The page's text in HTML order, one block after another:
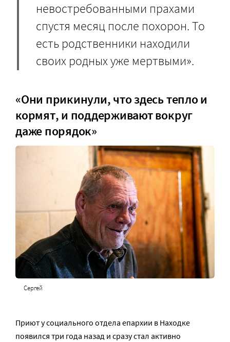
невостребованными прахами
спустя месяц после похорон. То
есть родственники находили
своих родных уже мертвыми».
«Они прикинули, что здесь тепло и
кормят, и поддерживают вокруг
даже порядок»
Сергей
Приют у социального отдела епархии в Находке
появился три года назад и сразу стал активно